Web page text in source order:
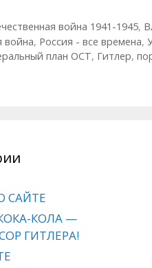
война 1941-1945,
война, Россия - все времена,
план ОСТ, Гитлер,
САЙТЕ
КОЛА —
ГИТЛЕРА!